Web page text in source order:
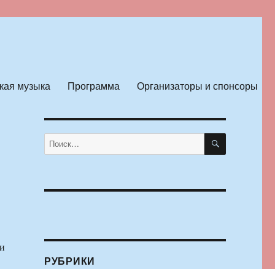
музыка Программа Организаторы и спонсоры
Искать: ПОИСК
РУБРИКИ